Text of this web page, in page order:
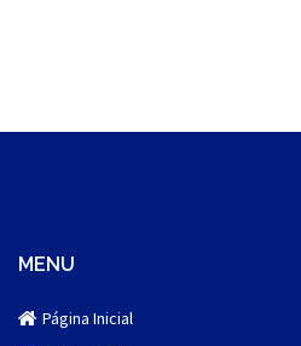
MENU
Página Inicial